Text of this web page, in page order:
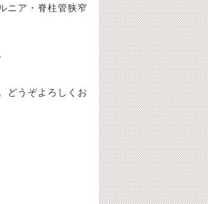
ア・脊柱管狭窄
どうぞよろしくお